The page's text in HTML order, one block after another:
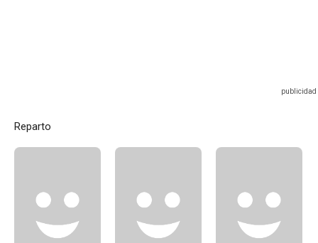
Reparto